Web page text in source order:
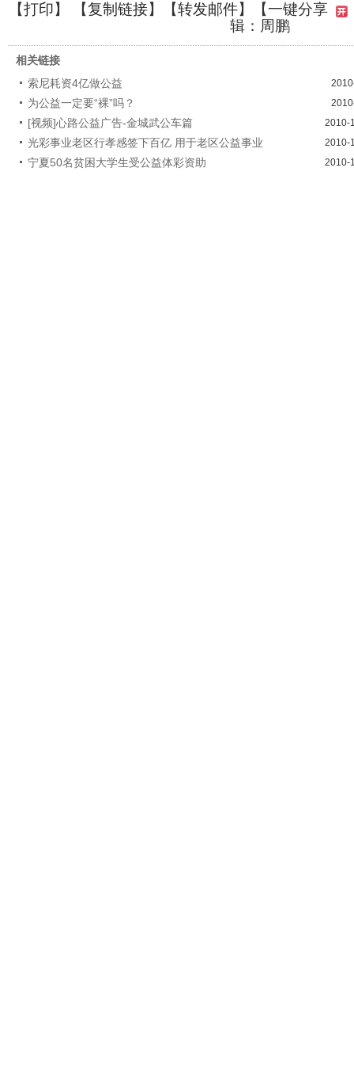
【打印】 【复制链接】【转发邮件】
【一键分享
辑：周鹏
相关链接
索尼耗资4亿做公益
为公益一定要“裸”吗？
[视频]心路公益广告-金城武公车篇 2010-
光彩事业老区行孝感签下百亿 用于老区公益事业 2010-
宁夏50名贫困大学生受公益体彩资助 2010-